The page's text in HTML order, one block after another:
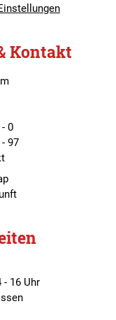
Kontakt
0
97
- 16 Uhr